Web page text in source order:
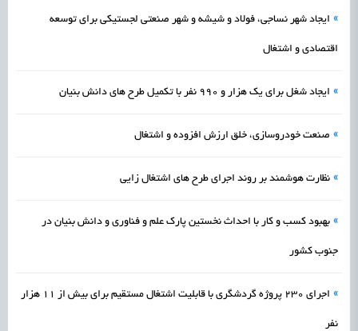
» ایجاد شهر نساجی، فولاد و شیشه و شهر صنعتی لجستیکی برای توسعه
اقتصادی و اشتغال
» ایجاد شغل برای یک هزار و ۹۹۰ نفر با تکمیل طرح های دانش بنیان
» صنعت خودروسازی، خلق ارزش افزوده و اشتغال
» نظارت هوشمند بر روند اجرای طرح های اشتغال زایی
» بهبود کسب و کار با احداث نخستین پارک علم و فناوری و دانش بنیان در
جنوب کشور
» اجرای ۲۳۰ پروژه گردشگری با قابلیت اشتغال مستقیم برای بیش از ۱۱ هزار
نفر